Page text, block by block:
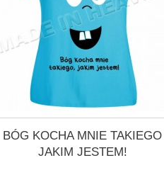
BÓG KOCHA MNIE TAKIEGO
JAKIM JESTEM!